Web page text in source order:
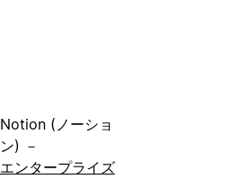
Notion (ノーショ
ン) －
エンタープライズ